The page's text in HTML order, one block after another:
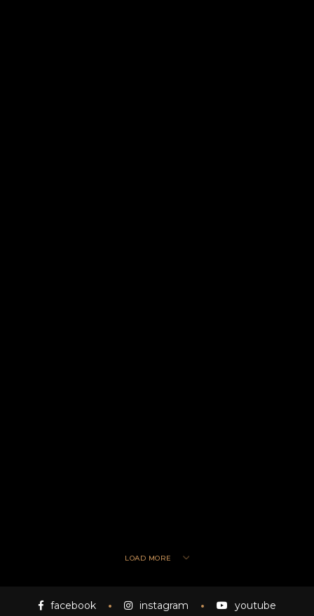
LOAD MORE
facebook instagram youtube